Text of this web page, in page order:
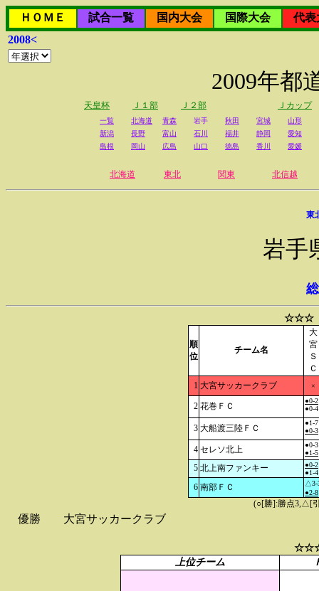
ＨＯＭＥ 試合一覧 国内大会 国際大会
代表
2008<
2009年都
天皇杯 Ｊ１部 Ｊ２部 Ｊカップ
一覧 北海道 青森 岩手 秋田 宮城
山形
新潟
長野 富山 石川 福井 静岡
愛知
島根
岡山 広島 山口 徳島 香川 愛媛
北海道 東北 関東 北信越
東
岩手
☆☆☆
順
位
チーム名
大
宮
Ｓ
Ｃ
1 大宮サッカークラブ ×
2 花巻ＦＣ
●0-2
●0-4
3 大船渡三陸ＦＣ
●1-7
●0-3
4 セレソ北上
●0-3
●1-5
5 北上南ファンキー
●0-2
●1-4
6 南部ＦＣ
△3-
●2-8
(○[勝]:勝点3,△[
優勝 大宮サッカークラブ
上位チーム